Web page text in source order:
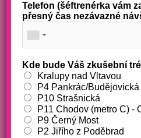
01
AURA Vinohrady Fit Lady Club
Metro A - Praha 2
Slavíkova 15, Praha 2
Tel.:+420 702 021 000
Email:jzp@aurafit.cz
Google Maps
Mapy.cz
Jdu na Jiřák
Telefon (šéftrenérka vám
přesný čas nezávazné
Kde bude Váš zkušební
Kralupy nad Vltavou
P4 Pankrác/Budějovická
P10 Strašnická
P11 Chodov (metro C) -
P9 Černý Most
P2 Jiřího z Poděbrad